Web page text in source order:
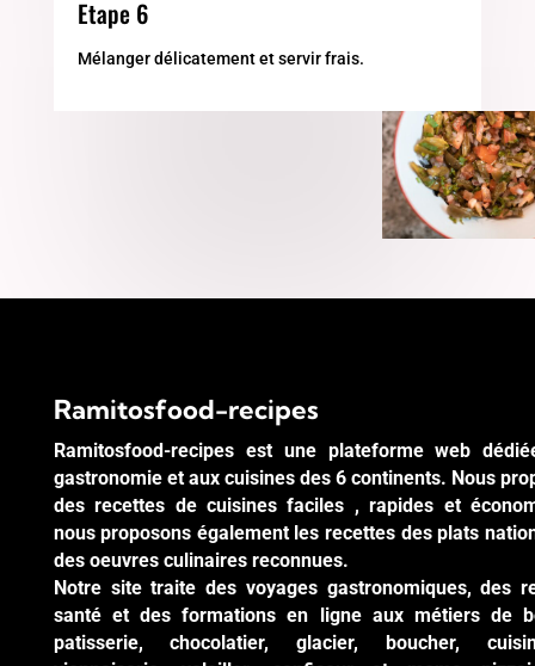
Etape 6
Mélanger délicatement et servir frais.
Ramitosfood-recipes
Ramitosfood-recipes est une plateforme web
gastronomie et aux cuisines des 6 continents. Nous
des recettes de cuisines faciles , rapides et
nous proposons également les recettes des plats
des oeuvres culinaires reconnues.
Notre site traite des voyages gastronomiques, des
santé et des formations en ligne aux métiers de
patisserie, chocolatier, glacier, boucher,